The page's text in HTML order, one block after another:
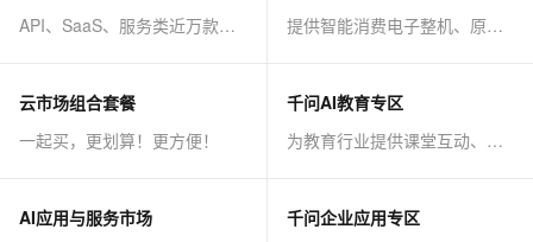
API、SaaS、服务类近万款商品免费试！
提供智能消费电子整机、原子能力等AI方案
云市场组合套餐
一起买，更划算！更方便！
千问AI教育专区
为教育行业提供课堂互动、课程制作等AI方案
AI应用与服务市场
千问企业应用专区